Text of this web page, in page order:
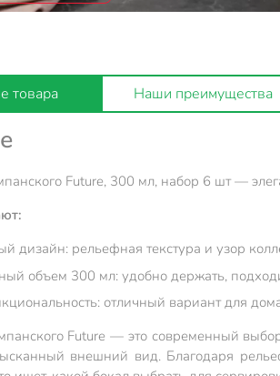
товара Наши преимущества
Future, 300 мл, набор 6 шт —
дизайн: рельефная текстура и узор
объем 300 мл: удобно держать,
отличный вариант для
Future — это современный
внешний вид. Благодаря